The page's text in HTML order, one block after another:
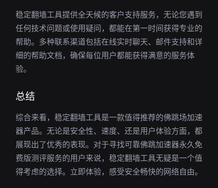
稳定翻墙工具提供全天候的客户支持服务，无论您遇到
任何技术问题或使用疑问，都能在第一时间获得专业的
帮助。多种联系渠道包括在线实时聊天、邮件支持和详
细的帮助文档，确保每位用户都能获得满意的服务体
验。
总结
综合来看，稳定翻墙工具是一款值得推荐的佛跳场加速
器产品。无论是安全性、速度、还是用户体验方面，都
展现出了优秀的表现。对于寻找可靠佛跳加速器永久免
费版测评服务的用户来说，稳定翻墙工具无疑是一个值
得考虑的选择。立即体验，感受安全畅快的网络自由。